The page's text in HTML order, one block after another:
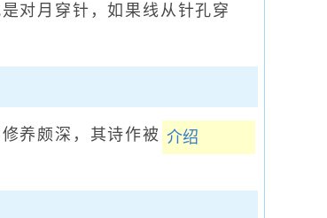
对月穿针，如果线从针孔穿
介绍
养颇深，其诗作被